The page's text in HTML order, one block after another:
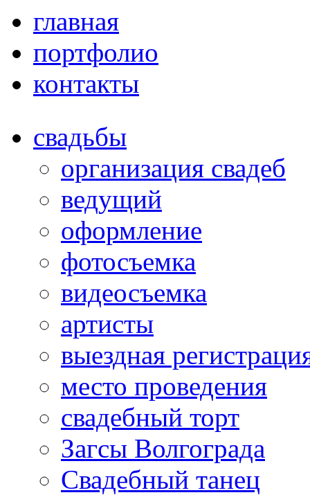
главная
портфолио
контакты
свадьбы
организация свадеб
ведущий
оформление
фотосъемка
видеосъемка
артисты
выездная
место проведения
свадебный торт
Загсы Волгограда
Свадебный танец